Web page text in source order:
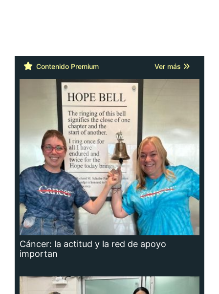
Contenido Premium Ver más
Cáncer: la actitud y la red de apoyo
importan